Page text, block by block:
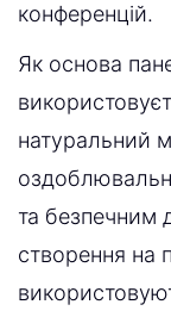
конференцій.
Як основа
натуральний
та безпечним
створення на